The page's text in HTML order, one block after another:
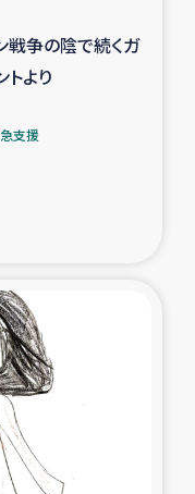
人への農業支援
共生
ク
復興支援
ア日誌
戦争の陰で続くガ
より
支援